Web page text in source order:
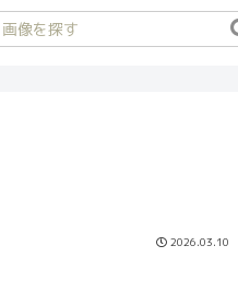
2026.03.10